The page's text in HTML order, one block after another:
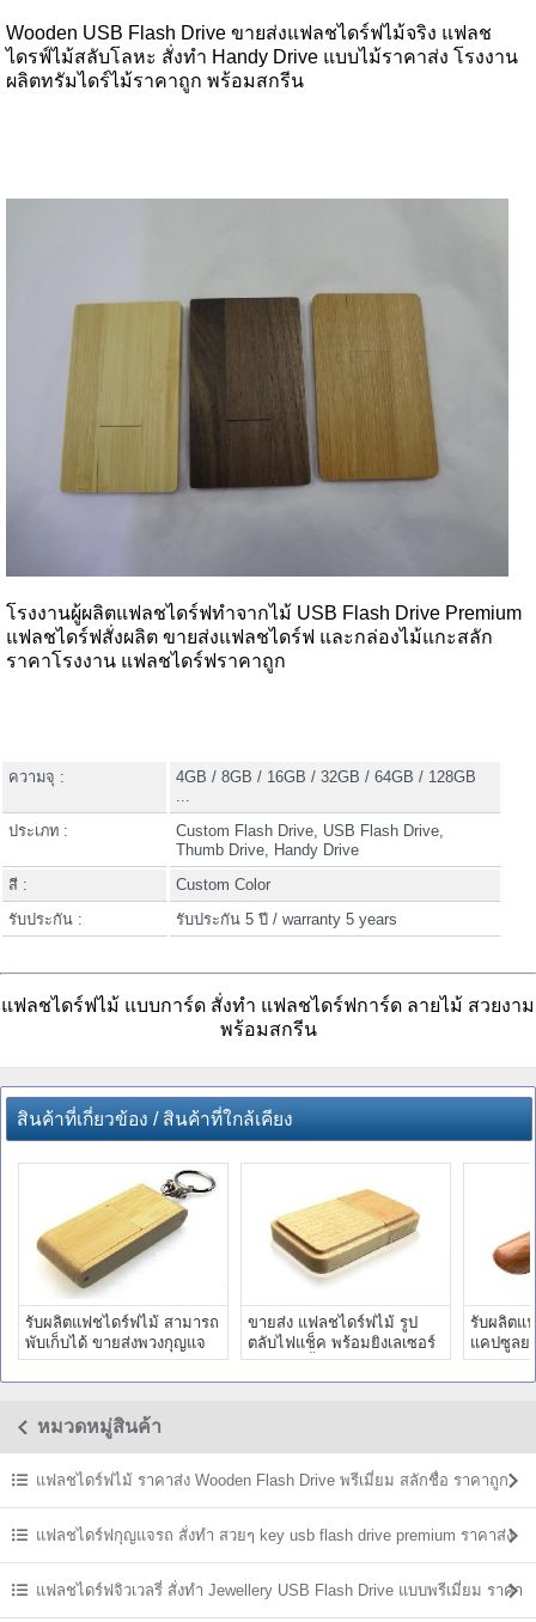
Wooden USB Flash Drive ขายส่งแฟลชไดร์ฟไม้จริง แฟลช
ไดรฟ์ไม้สลับโลหะ สั่งทำ Handy Drive แบบไม้ราคาส่ง โรงงาน
ผลิตทรัมไดร์ไม้ราคาถูก พร้อมสกรีน
โรงงานผู้ผลิตแฟลชไดร์ฟทำจากไม้ USB Flash Drive Premium
แฟลชไดร์ฟสั่งผลิต ขายส่งแฟลชไดร์ฟ และกล่องไม้แกะสลัก
ราคาโรงงาน แฟลชไดร์ฟราคาถูก
ความจุ :
4GB / 8GB / 16GB / 32GB / 64GB / 128GB
ประเภท :
Custom Flash Drive, USB Flash Drive,
Thumb Drive, Handy Drive
สี :
Custom Color
รับประกัน :
รับประกัน 5 ปี / warranty 5 years
แฟลชไดร์ฟไม้ แบบการ์ด สั่งทำ แฟลชไดร์ฟการ์ด ลายไม้ สวยงาม
พร้อมสกรีน
สินค้าที่เกี่ยวข้อง / สินค้าที่ใกล้เคียง
รับผลิตแฟชไดร์ฟไม้ สามารถ
พับเก็บได้ ขายส่งพวงกุญแจ
แฟลชไดร์ฟพรีเมี่ยม
ขายส่ง แฟลชไดร์ฟไม้ รูป
ตลับไฟแช็ค พร้อมยิงเลเซอร์
โลโก้ลงเนื้อไม้ ราคาถูก
รับผลิตแ
แคปซูลย
สายคล้อ
หมวดหมู่สินค้า
แฟลชไดร์ฟไม้ ราคาส่ง Wooden Flash Drive พรีเมี่ยม สลักชื่อ ราคาถูก
แฟลชไดร์ฟกุญแจรถ สั่งทำ สวยๆ key usb flash drive premium ราคาส่ง
แฟลชไดร์ฟจิวเวลรี่ สั่งทำ Jewellery USB Flash Drive แบบพรีเมี่ยม ราคา